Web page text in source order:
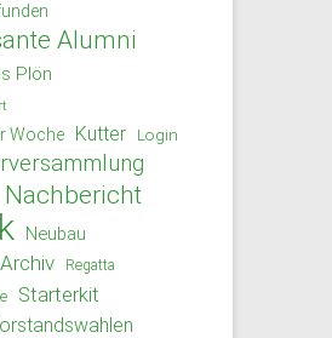
Alumni
Plön
Woche Kutter Login
Nachbericht
Neubau
Regatta
Starterkit